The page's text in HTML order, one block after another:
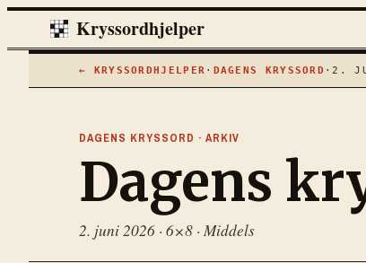
Kryssordhjelper
← KRYSSORDHJELPER · DAGENS KRYSSORD ·2.
DAGENS KRYSSORD · ARKIV
Dagens
2. juni 2026 · 6×8 · Middels